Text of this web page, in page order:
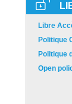
Libre
Politique
Politique
Open